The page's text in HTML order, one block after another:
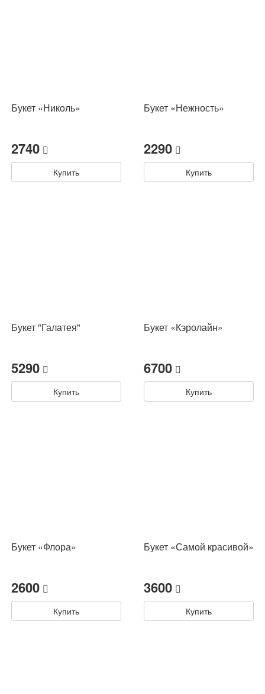
Букет «Николь»
2740
Купить
Букет «Нежность»
2290
Купить
Букет "Галатея"
5290
Купить
Букет «Кэролайн»
6700
Купить
Букет «Флора»
2600
Купить
Букет «Самой красивой»
3600
Купить